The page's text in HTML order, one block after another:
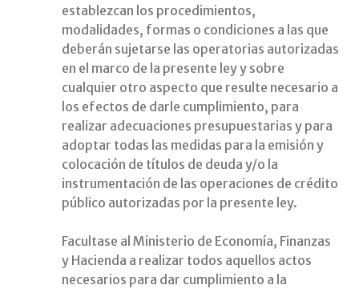
establezcan los procedimientos,
modalidades, formas o condiciones a las que
deberán sujetarse las operatorias autorizadas
en el marco de la presente ley y sobre
cualquier otro aspecto que resulte necesario a
los efectos de darle cumplimiento, para
realizar adecuaciones presupuestarias y para
adoptar todas las medidas para la emisión y
colocación de títulos de deuda y/o la
instrumentación de las operaciones de crédito
público autorizadas por la presente ley.
Facultase al Ministerio de Economía, Finanzas
y Hacienda a realizar todos aquellos actos
necesarios para dar cumplimiento a la